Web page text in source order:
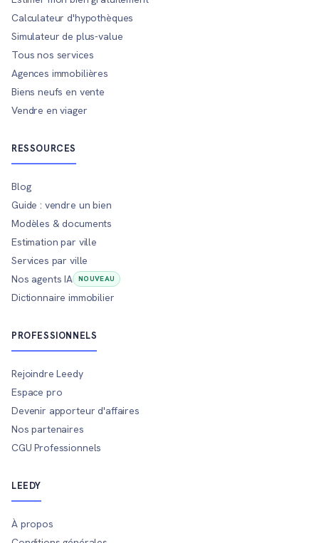
Calculateur d'hypothèques
Simulateur de plus-value
Tous nos services
Agences immobilières
Biens neufs en vente
Vendre en viager
RESSOURCES
Blog
Guide : vendre un bien
Modèles & documents
Estimation par ville
Services par ville
Nos agents IA
NOUVEAU
Dictionnaire immobilier
PROFESSIONNELS
Rejoindre Leedy
Espace pro
Devenir apporteur d'affaires
Nos partenaires
CGU Professionnels
LEEDY
À propos